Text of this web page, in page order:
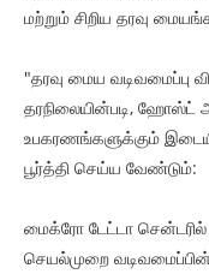
மற்றும் சிறிய தரவு
"தரவு மைய வடிவமைப்பு
தரநிலையின்படி, ஹோஸ்ட்
உபகரணங்களுக்கும்
பூர்த்தி செய்ய வேண்டும்:
மைக்ரோ டேட்டா
செயல்முறை